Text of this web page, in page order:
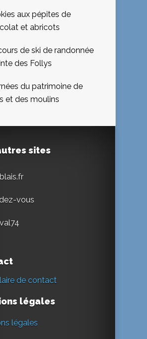
aux pépites de
et abricots
de ski de randonnée
des Follys
du patrimoine de
et des moulins
sites
vous
de contact
légales
légales